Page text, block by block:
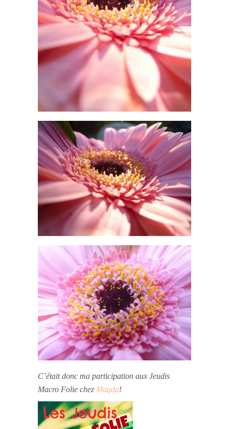
C’était donc ma participation aux Jeudis
Macro Folie chez Magda!